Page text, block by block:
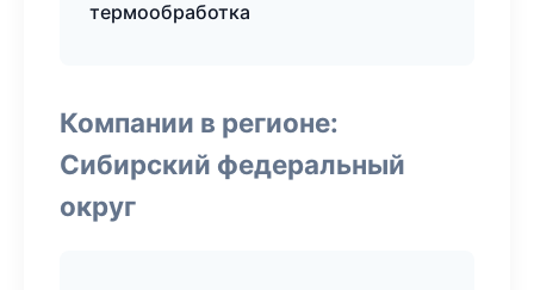
термообработка
Компании в регионе:
Сибирский федеральный
округ